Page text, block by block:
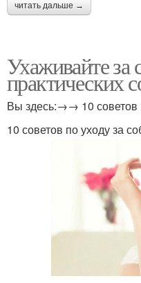
читать дальше →
Ухаживайте за
практических
Вы здесь:→→ 10 советов
10 советов по уходу за